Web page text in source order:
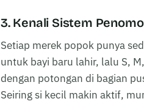
3. Kenali Sistem
Setiap merek popok punya
untuk bayi baru lahir, lalu S,
dengan potongan di bagian
Seiring si kecil makin aktif,